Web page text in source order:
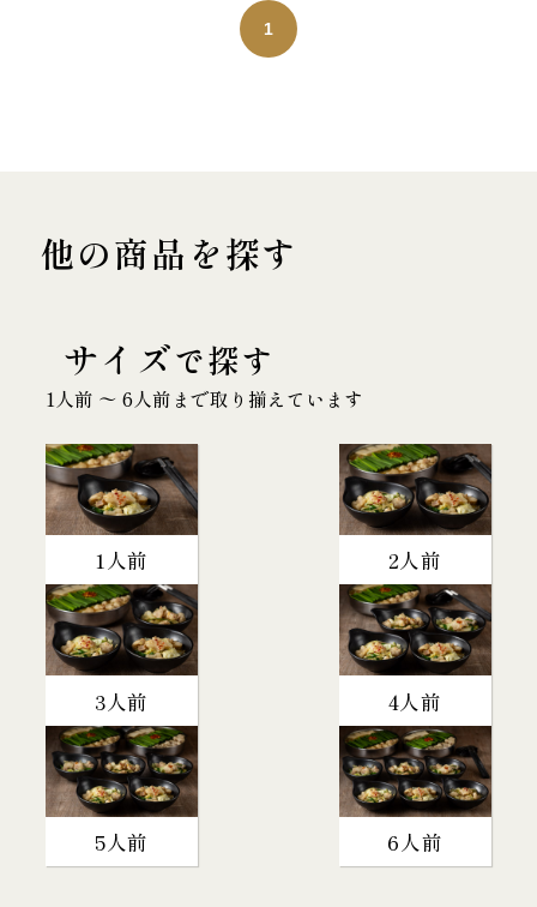
1
他の商品を探す
サイズで探す
1人前 〜 6人前まで取り揃えています
1人前 2人前
3人前 4人前
5人前 6人前